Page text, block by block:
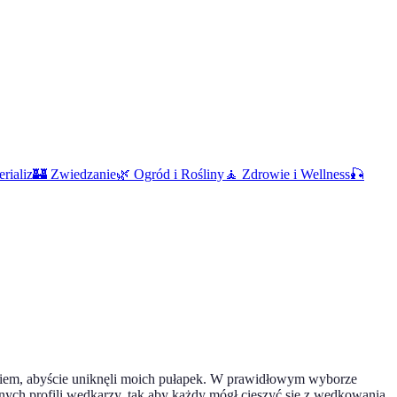
🏰 Zwiedzanie🌿 Ogród i Rośliny🧘 Zdrowie i Wellness🎣
abyście uniknęli moich pułapek. W prawidłowym wyborze